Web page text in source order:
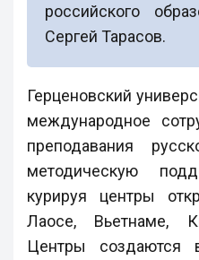
российского
Сергей Тарасов.
Герценовский
международное
преподавания
методическую
курируя центры
Лаосе, Вьетнаме,
Центры создаются